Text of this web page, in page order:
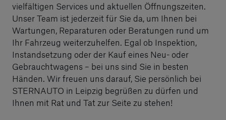
vielfältigen Services und aktuellen Öffnungszeiten.
Unser Team ist jederzeit für Sie da, um Ihnen bei
Wartungen, Reparaturen oder Beratungen rund um
Ihr Fahrzeug weiterzuhelfen. Egal ob Inspektion,
Instandsetzung oder der Kauf eines Neu- oder
Gebrauchtwagens – bei uns sind Sie in besten
Händen. Wir freuen uns darauf, Sie persönlich bei
STERNAUTO in Leipzig begrüßen zu dürfen und
Ihnen mit Rat und Tat zur Seite zu stehen!